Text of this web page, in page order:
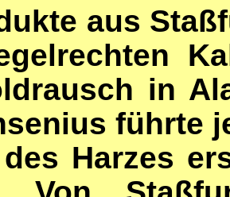
aus
in
führte
Harzes